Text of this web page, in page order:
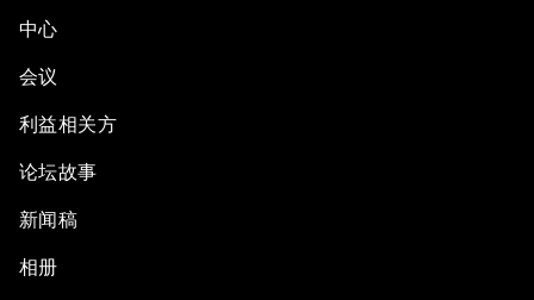
中心
会议
利益相关方
论坛故事
新闻稿
相册